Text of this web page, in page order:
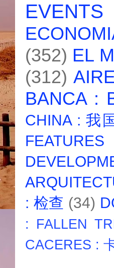
(352) EL
(312)
BANCA :
CHINA : 我
: 检查 (34)
: FALLEN
CACERES :